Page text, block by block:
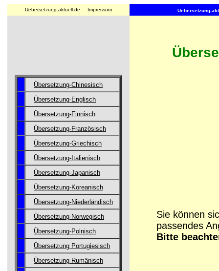
Uebersetzung-aktuell.de Impressum Uebersetzung-
Übersetzung-Chinesisch
Übersetzung-Englisch
Übersetzung-Finnisch
Übersetzung-Französisch
Übersetzung-Griechisch
Übersetzung-Italienisch
Übersetzung-Japanisch
Übersetzung-Koreanisch
Übersetzung-Niederländisch
Übersetzung-Norwegisch
Übersetzung-Polnisch
Übersetzung Portugiesisch
Übersetzung-Rumänisch
Sie können
passendes
Bitte